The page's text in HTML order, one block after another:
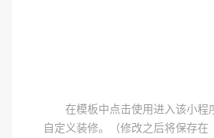
在模板中点击使用进入该小程
自定义装修。（修改之后将保存在